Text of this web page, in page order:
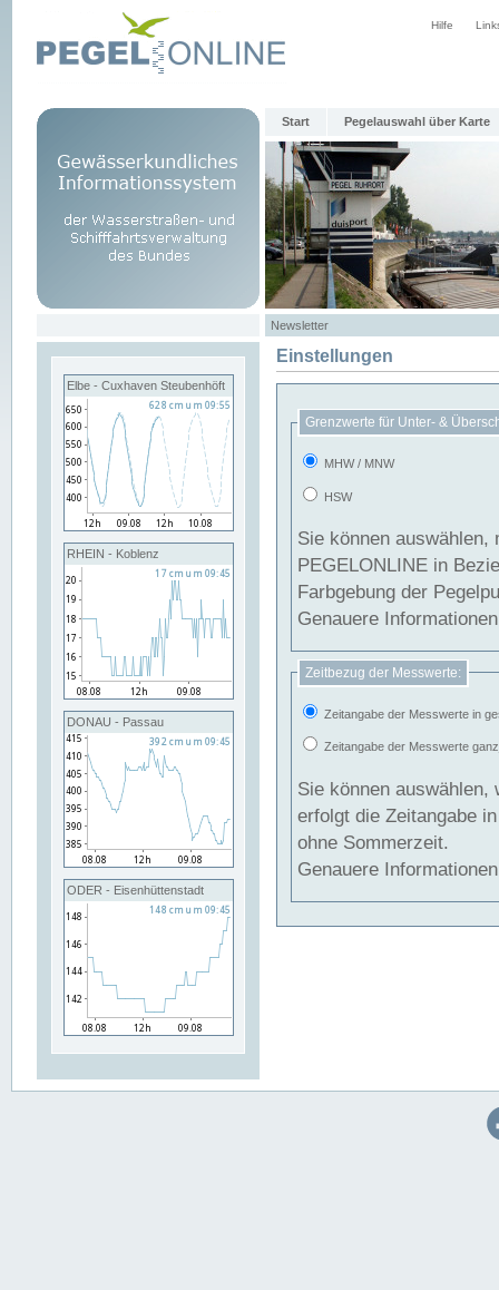
Hilfe
Start Pegelauswahl über Karte
Newsletter
Elbe - Cuxhaven Steubenhöft
RHEIN - Koblenz
DONAU - Passau
ODER - Eisenhüttenstadt
Einstellungen
Grenzwerte für Unter- &
MHW / MNW
HSW
Sie können
PEGELONLINE in Beziehung
Farbgebung der
Genauere
Zeitbezug der Messwerte:
Zeitangabe der Messwerte in
Zeitangabe der Messwerte
Sie können auswählen,
erfolgt die Zeitangabe
ohne Sommerzeit.
Genauere